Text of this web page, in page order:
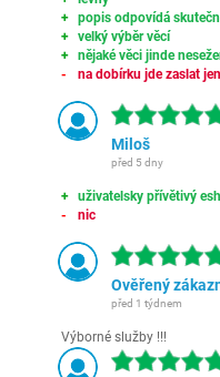
popis odpovídá
velký výběr věcí
nějaké věci jinde
na dobírku jde zaslat
Miloš
před 5 dny
uživatelsky přívětivý
nic
Ověřený
před 1 týdnem
Výborné služby !!!